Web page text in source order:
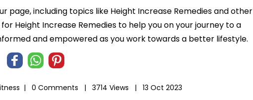
page, including topics like Height Increase Remedies and other
Height Increase Remedies to help you on your journey to a
and empowered as you work towards a better lifestyle.
| 0 Comments | 3714 Views | 13 Oct 2023